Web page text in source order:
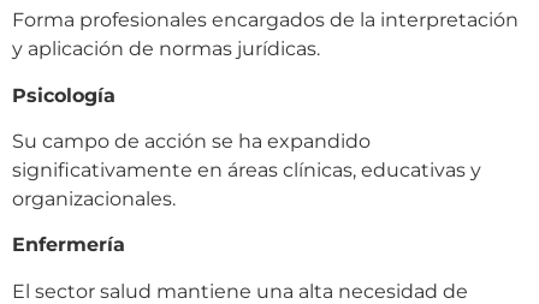
Forma profesionales encargados de la interpretación
y aplicación de normas jurídicas.
Psicología
Su campo de acción se ha expandido
significativamente en áreas clínicas, educativas y
organizacionales.
Enfermería
El sector salud mantiene una alta necesidad de